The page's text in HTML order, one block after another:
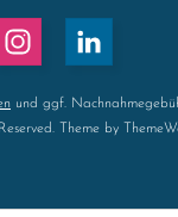
und ggf.
Theme by